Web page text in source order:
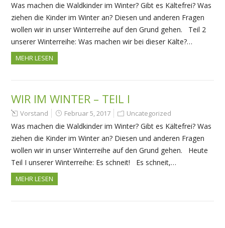
Was machen die Waldkinder im Winter? Gibt es Kältefrei? Was
ziehen die Kinder im Winter an? Diesen und anderen Fragen
wollen wir in unser Winterreihe auf den Grund gehen. Teil 2
unserer Winterreihe: Was machen wir bei dieser Kälte?…
MEHR LESEN
WIR IM WINTER – TEIL I
Vorstand Februar 5, 2017 Uncategorized
Was machen die Waldkinder im Winter? Gibt es Kältefrei? Was
ziehen die Kinder im Winter an? Diesen und anderen Fragen
wollen wir in unser Winterreihe auf den Grund gehen. Heute
Teil I unserer Winterreihe: Es schneit! Es schneit,…
MEHR LESEN